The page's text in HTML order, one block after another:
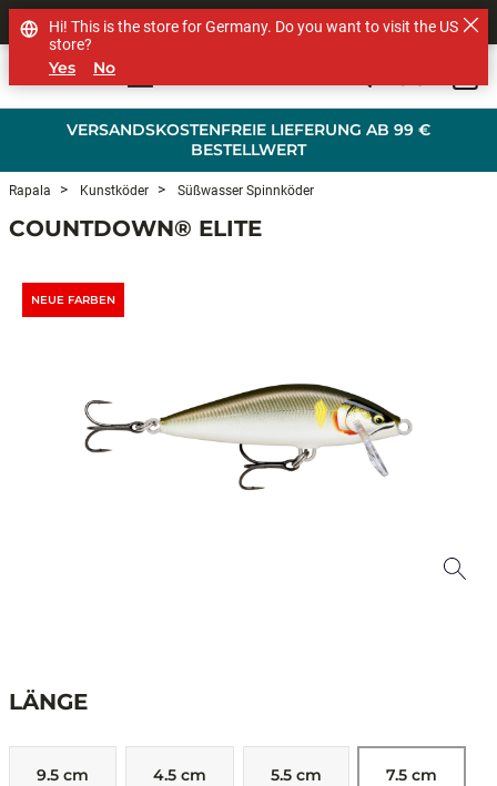
VERSANDSKOSTENFREIE LIEFERUNG AB 99 €
BESTELLWERT
SHOP OTHER BRANDS
Rapala Kunstköder Süßwasser Spinnköder
COUNTDOWN® ELITE
NEUE FARBEN
LÄNGE
9.5 cm 4.5 cm 5.5 cm 7.5 cm
Hi! This is the store for Germany. Do you want to visit the US
store?
Yes No